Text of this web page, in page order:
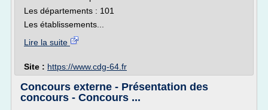
Les départements : 101
Les établissements...
Lire la suite
Site : https://www.cdg-64.fr
Concours externe - Présentation des
concours - Concours ...